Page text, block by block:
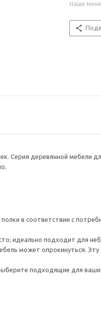
Наши
Серия деревянной
в соответствии с
идеально подходит для
может опрокинуться. Эту
подходящие для